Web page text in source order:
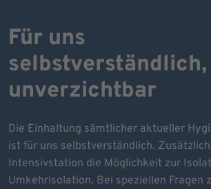
Für uns
unverzichtbar
Die Einhaltung sämtlicher aktueller
ist für uns selbstverständlich.
Intensivstation die Möglichkeit zur
Umkehrisolation. Bei speziellen Fragen